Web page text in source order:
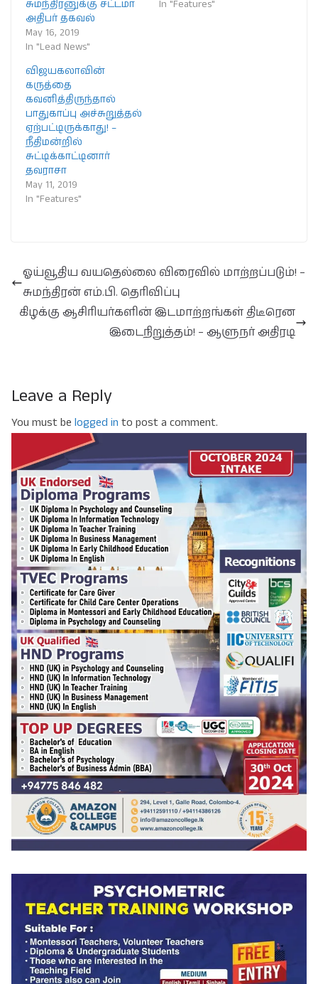
சுமந்திரனுக்கு சட்டமா
அதிபர் தகவல்
May 16, 2019
In "Lead News"
In "Features"
விஜயகலாவின்
கருத்தை
கவனித்திருந்தால்
பாதுகாப்பு அச்சுறுத்தல்
ஏற்பட்டிருக்காது! –
நீதிமன்றில்
சுட்டிக்காட்டினார்
தவராசா
May 11, 2019
In "Features"
ஓய்வூதிய வயதெல்லை விரைவில் மாற்றப்படும்! –
சுமந்திரன் எம்.பி. தெரிவிப்பு
கிழக்கு ஆசிரியர்களின் இடமாற்றங்கள் திடீரென
இடைநிறுத்தம்! – ஆளுநர் அதிரடி
Leave a Reply
You must be logged in to post a comment.